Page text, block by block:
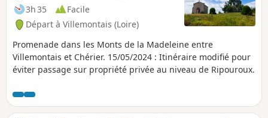
3h 35
Facile
Départ à Villemontais (Loire)
Promenade dans les Monts de la Madeleine entre
Villemontais et Chérier. 15/05/2024 : Itinéraire modifié pour
éviter passage sur propriété privée au niveau de Ripouroux.